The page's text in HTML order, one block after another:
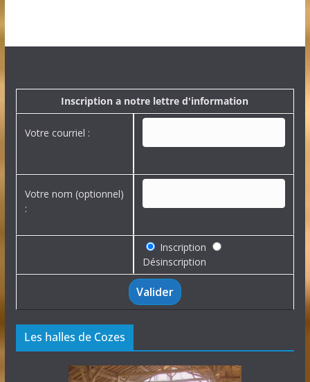
s
Inscription a notre lettre d'information
Votre courriel :
Votre nom (optionnel)
:
Inscription
Désinscription
Les halles de Cozes